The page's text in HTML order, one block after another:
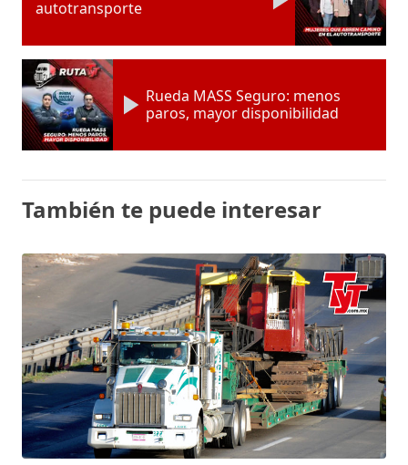
autotransporte
Rueda MASS Seguro: menos
paros, mayor disponibilidad
También te puede interesar